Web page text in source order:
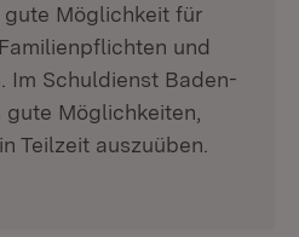
Möglichkeit für
und
Im Schuldienst Baden-
Möglichkeiten,
Teilzeit auszuüben.